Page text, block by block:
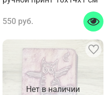
550 руб.
Нет в наличии